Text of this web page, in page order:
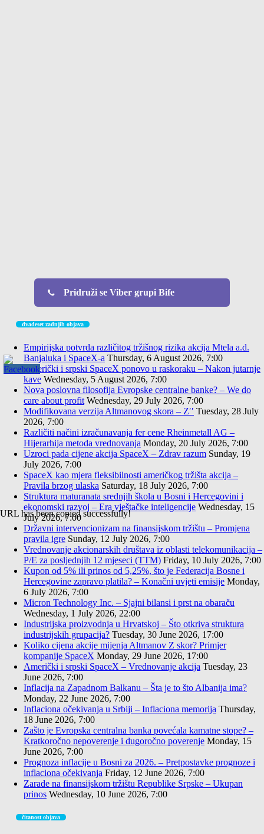
Pridruži se Viber grupi Bife
URL has been copied successfully!
dvadeset zadnjih objava
Empirijska potvrda različitog tržišnog rizika akcija Mtela a.d.
Banjaluka i SpaceX-a Thursday, 6 August 2026, 7:00
Američki i srpski SpaceX ponovo u raskoraku – Nakon jutarnje
kave Wednesday, 5 August 2026, 7:00
Nova poslovna filosofija Evropske centralne banke? – We do
care about profit Wednesday, 29 July 2026, 7:00
Modifikovana verzija Altmanovog skora – Z′′ Tuesday, 28 July
2026, 7:00
Različiti načini izračunavanja fer cene Rheinmetall AG –
Hijerarhija metoda vrednovanja Monday, 20 July 2026, 7:00
Uzroci pada cijene akcija SpaceX – Zdrav razum Sunday, 19
July 2026, 7:00
SpaceX kao mjera fleksibilnosti američkog tržišta akcija –
Pravila brzog ulaska Saturday, 18 July 2026, 7:00
Struktura maturanata srednjih škola u Bosni i Hercegovini i
ekonomski razvoj – Era vještačke inteligencije Wednesday, 15
July 2026, 7:00
Državni intervencionizam na finansijskom tržištu – Promjena
pravila igre Sunday, 12 July 2026, 7:00
Vrednovanje akcionarskih društava iz oblasti telekomunikacija –
P/E za posljednjih 12 mjeseci (TTM) Friday, 10 July 2026, 7:00
Kupon od 5% ili prinos od 5,25%, što je Federacija Bosne i
Hercegovine zapravo platila? – Konačni uvjeti emisije Monday,
6 July 2026, 7:00
Micron Technology Inc. – Sjajni bilansi i prst na obaraču
Wednesday, 1 July 2026, 22:00
Industrijska proizvodnja u Hrvatskoj – Što otkriva struktura
industrijskih grupacija? Tuesday, 30 June 2026, 17:00
Koliko cijena akcije mijenja Altmanov Z skor? Primjer
kompanije SpaceX Monday, 29 June 2026, 17:00
Američki i srpski SpaceX – Vrednovanje akcija Tuesday, 23
June 2026, 7:00
Inflacija na Zapadnom Balkanu – Šta je to što Albanija ima?
Monday, 22 June 2026, 7:00
Inflaciona očekivanja u Srbiji – Inflaciona memorija Thursday,
18 June 2026, 7:00
Zašto je Evropska centralna banka povećala kamatne stope? –
Kratkoročno nepoverenje i dugoročno poverenje Monday, 15
June 2026, 7:00
Prognoza inflacije u Bosni za 2026. – Pretpostavke prognoze i
inflaciona očekivanja Friday, 12 June 2026, 7:00
Zarade na finansijskom tržištu Republike Srpske – Ukupan
prinos Wednesday, 10 June 2026, 7:00
čitanost objava